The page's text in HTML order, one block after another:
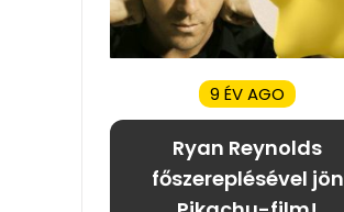
9 ÉV AGO
Ryan Reynolds
főszereplésével jön